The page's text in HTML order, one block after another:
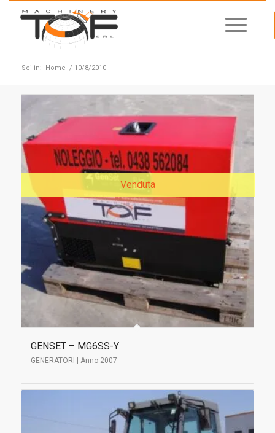
Sei in: Home / 10/8/2010
Venduta
GENSET – MG6SS-Y
GENERATORI | Anno 2007